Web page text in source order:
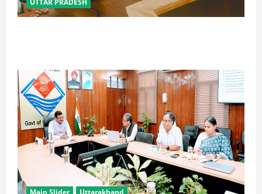
UTTAR PRADESH
Main Slider Uttarakhand